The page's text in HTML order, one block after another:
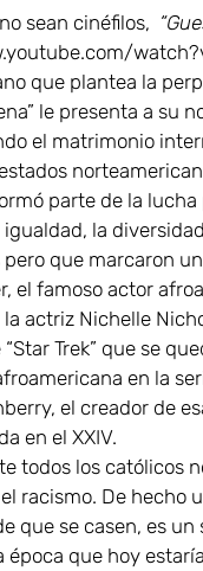
sean cinéfilos,
que plantea la
le presenta a su
el matrimonio
parte de la lucha
la
que marcaron
el famoso actor
actriz Nichelle
Trek” que se
en la
el creador de
en el XXIV.
todos los católicos
racismo. De hecho
que se casen, es
época que hoy